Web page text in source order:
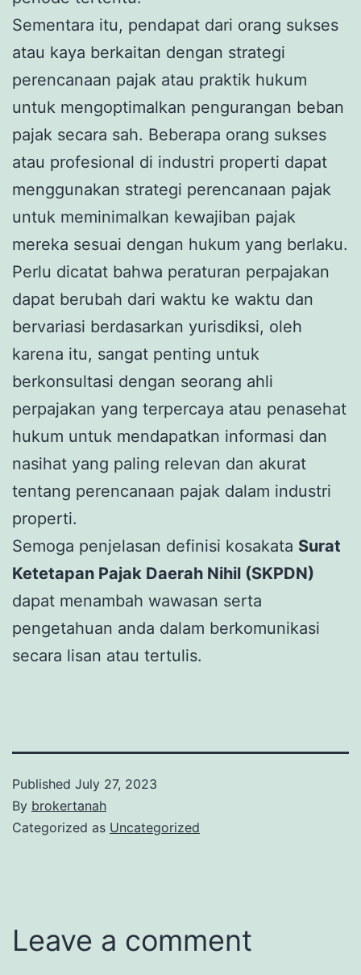
Sementara itu, pendapat dari orang sukses
atau kaya berkaitan dengan strategi
perencanaan pajak atau praktik hukum
untuk mengoptimalkan pengurangan beban
pajak secara sah. Beberapa orang sukses
atau profesional di industri properti dapat
menggunakan strategi perencanaan pajak
untuk meminimalkan kewajiban pajak
mereka sesuai dengan hukum yang berlaku.
Perlu dicatat bahwa peraturan perpajakan
dapat berubah dari waktu ke waktu dan
bervariasi berdasarkan yurisdiksi, oleh
karena itu, sangat penting untuk
berkonsultasi dengan seorang ahli
perpajakan yang terpercaya atau penasehat
hukum untuk mendapatkan informasi dan
nasihat yang paling relevan dan akurat
tentang perencanaan pajak dalam industri
properti.
Semoga penjelasan definisi kosakata Surat
Ketetapan Pajak Daerah Nihil (SKPDN)
dapat menambah wawasan serta
pengetahuan anda dalam berkomunikasi
secara lisan atau tertulis.
Published July 27, 2023
By brokertanah
Categorized as Uncategorized
Leave a comment